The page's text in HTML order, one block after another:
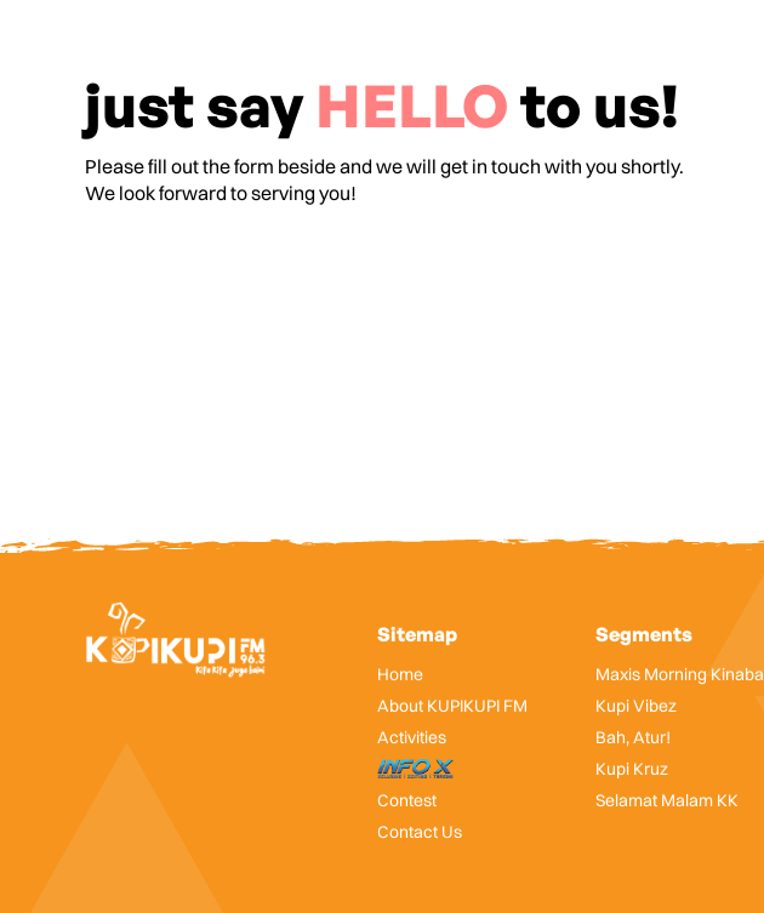
just say HELLOto us!
Please fill out the form beside and we will get in touch with you shortly.
We look forward to serving you!
Sitemap
Home
About KUPIKUPI FM
Activities
InfoX
Contest
Contact Us
Segments
Maxis Morning
Kupi Vibez
Bah, Atur!
Kupi Kruz
Selamat Malam KK